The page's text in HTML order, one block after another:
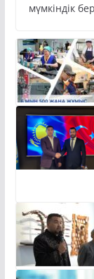
мүмкіндік